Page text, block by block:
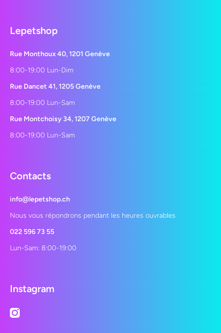
Lepetshop
Rue Monthoux 40, 1201 Genève
8:00-19:00 Lun-Dim
Rue Dancet 41, 1205 Genève
8:00-19:00 Lun-Sam
Rue Montchoisy 34, 1207 Genève
8:00-19:00 Lun-Sam
Contacts
info@lepetshop.ch
Nous vous répondrons pendant les heures ouvrables
022 596 73 55
Lun-Sam: 8:00-19:00
Instagram
instagramcom/lepetshopch/